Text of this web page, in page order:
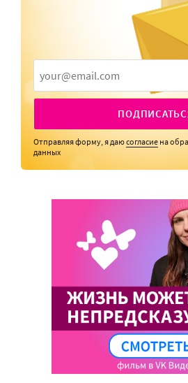
Отправляя форму, я даюсогласие на
данных